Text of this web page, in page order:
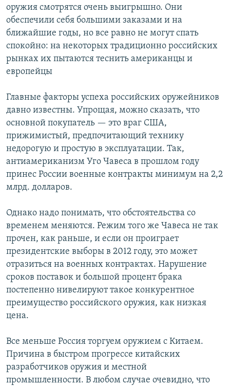
оружия смотрятся очень выигрышно. Они
обеспечили себя большими заказами и на
ближайшие годы, но все равно не могут спать
спокойно: на некоторых традиционно российских
рынках их пытаются теснить американцы и
европейцы
Главные факторы успеха российских оружейников
давно известны. Упрощая, можно сказать, что
основной покупатель — это враг США,
прижимистый, предпочитающий технику
недорогую и простую в эксплуатации. Так,
антиамериканизм Уго Чавеса в прошлом году
принес России военные контракты минимум на 2,2
млрд. долларов.
Однако надо понимать, что обстоятельства со
временем меняются. Режим того же Чавеса не так
прочен, как раньше, и если он проиграет
президентские выборы в 2012 году, это может
отразиться на военных контрактах. Нарушение
сроков поставок и большой процент брака
постепенно нивелируют такое конкурентное
преимущество российского оружия, как низкая
цена.
Все меньше Россия торгуем оружием с Китаем.
Причина в быстром прогрессе китайских
разработчиков оружия и местной
промышленности. В любом случае очевидно, что